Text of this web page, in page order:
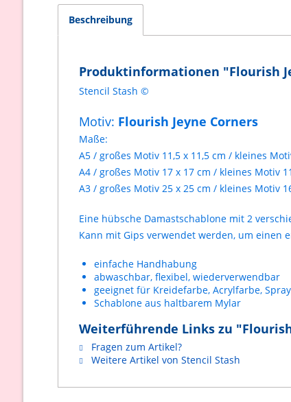
Beschreibung
Produktinformationen "Flourish
Stencil Stash ©
Motiv: Flourish Jeyne Corners
Maße:
A5 / großes Motiv 11,5 x 11,5 cm / kleines
A4 / großes Motiv 17 x 17 cm / kleines Motiv
A3 / großes Motiv 25 x 25 cm / kleines Motiv
Eine hübsche Damastschablone mit 2
Kann mit Gips verwendet werden, um einen
einfache Handhabung
abwaschbar, flexibel, wiederverwendbar
geeignet für Kreidefarbe, Acrylfarbe,
Schablone aus haltbarem Mylar
Weiterführende Links zu
Fragen zum Artikel?
Weitere Artikel von Stencil Stash